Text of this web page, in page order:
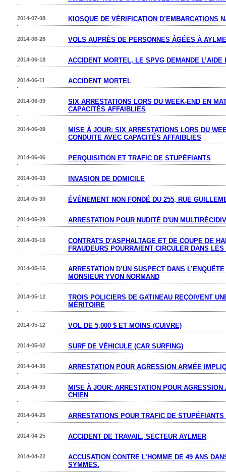
KIOSQUE DE VÉRIFICATION D’EMBARCATIONS
2014-07-08
VOLS AUPRÈS DE PERSONNES ÂGÉES À
2014-06-26
ACCIDENT MORTEL, LE SPVG DEMANDE L’AIDE
2014-06-18
ACCIDENT MORTEL
2014-06-11
SIX ARRESTATIONS LORS DU WEEK-END EN
CAPACITÉS AFFAIBLIES
2014-06-09
MISE À JOUR: SIX ARRESTATIONS LORS DU
CONDUITE AVEC CAPACITÉS AFFAIBLIES
2014-06-09
PERQUISITION ET TRAFIC DE STUPÉFIANTS
2014-06-06
INVASION DE DOMICILE
2014-06-03
ÉVÉNEMENT NON FONDÉ DU 255, RUE
2014-05-30
ARRESTATION POUR NUDITÉ D'UN
2014-05-29
CONTRATS D’ASPHALTAGE ET DE COUPE DE
FRAUDEURS POURRAIENT CIRCULER DANS
2014-05-16
ARRESTATION D’UN SUSPECT DANS
MONSIEUR YVON NORMAND
2014-05-15
TROIS POLICIERS DE GATINEAU REÇOIVENT
MÉRITOIRE
2014-05-12
VOL DE 5,000 $ ET MOINS (CUIVRE)
2014-05-12
SURF DE VÉHICULE (CAR SURFING)
2014-05-02
ARRESTATION POUR AGRESSION ARMÉE
2014-04-30
MISE À JOUR: ARRESTATION POUR
CHIEN
2014-04-30
ARRESTATIONS POUR TRAFIC DE
2014-04-25
ACCIDENT DE TRAVAIL, SECTEUR AYLMER
2014-04-25
ACCUSATION CONTRE L’HOMME DE 49 ANS
SYMMES.
2014-04-22